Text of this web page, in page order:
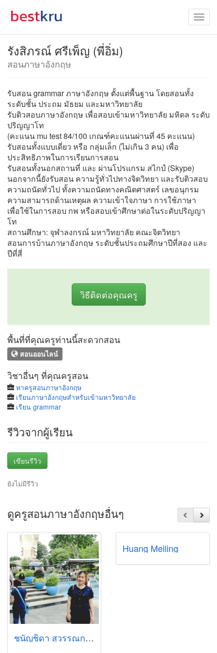
รังสิภรณ์ ศรีเพ็ญ (พี่อิ่ม)
สอนภาษาอังกฤษ
รับสอน grammar ภาษาอังกฤษ ตั้งแต่พื้นฐาน โดยสอนทั้ง
ระดับชั้น ประถม มัธยม และมหาวิทยาลัย
รับติวสอบภาษาอังกฤษ เพื่อสอบเข้ามหาวิทยาลัย มหิดล ระดับ
ปริญญาโท
(คะแนน mu test 84/100 เกณฑ์คะแนนผ่านที่ 45 คะแนน)
รับสอนทั้งแบบเดี่ยว หรือ กลุ่มเล็ก (ไม่เกิน 3 คน) เพื่อ
ประสิทธิภาพในการเรียนการสอน
รับสอนทั้งนอกสถานที่ และ ผ่านโปรแกรม สไกป์ (Skype)
นอกจากนี้ยังรับสอน ความรู้ทั่วไปทางจิตวิทยา และรับติวสอบ
ความถนัดทั่วไป ทั้งความถนัดทางคณิตศาสตร์ เลขอนุกรม
ความสามารถด้านเหตุผล ความเข้าใจภาษา การใช้ภาษา
เพื่อใช้ในการสอบ กพ หรือสอบเข้าศึกษาต่อในระดับปริญญา
โท
สถานศึกษา: จุฬาลงกรณ์ มหาวิทยาลัย คณะจิตวิทยา
สอนการบ้านภาษาอังกฤษ ระดับชั้นประถมศึกษาปีที่สอง และ
ปีที่สี่
วิธีติดต่อคุณครู
พื้นที่ที่คุณครูท่านนี้สะดวกสอน
สอนออนไลน์
วิชาอื่นๆ ที่คุณครูสอน
หาครูสอนภาษาอังกฤษ
เรียนภาษาอังกฤษสำหรับเข้ามหาวิทยาลัย
เรียน grammar
รีวิวจากผู้เรียน
เขียนรีวิว
ยังไม่มีรีวิว
ดูครูสอนภาษาอังกฤษอื่นๆ
ชนัญชิดา สุวรรณกาศ (ชีน)
Huang Meiling